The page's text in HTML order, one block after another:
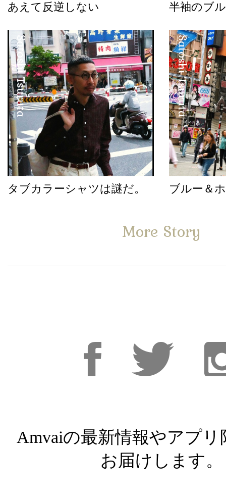
あえて反逆しない 半袖のブ
Satoshi Tsuruta
タブカラーシャツは謎だ。
Satoshi Tsuruta
ブルー＆
More Story
Amvaiの最新情報やアプリ
お届けします。